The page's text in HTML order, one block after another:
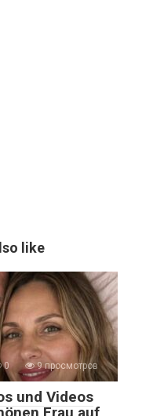
like
0 9 просмотров
und Videos